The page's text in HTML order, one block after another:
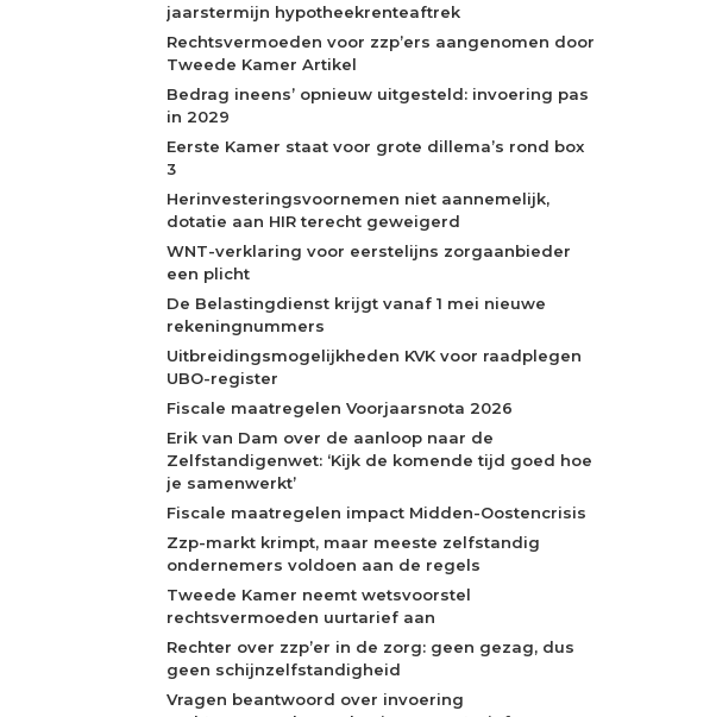
jaarstermijn hypotheekrenteaftrek
Rechtsvermoeden voor zzp’ers aangenomen door
Tweede Kamer Artikel
Bedrag ineens’ opnieuw uitgesteld: invoering pas
in 2029
Eerste Kamer staat voor grote dillema’s rond box
3
Herinvesteringsvoornemen niet aannemelijk,
dotatie aan HIR terecht geweigerd
WNT-verklaring voor eerstelijns zorgaanbieder
een plicht
De Belastingdienst krijgt vanaf 1 mei nieuwe
rekeningnummers
Uitbreidingsmogelijkheden KVK voor raadplegen
UBO-register
Fiscale maatregelen Voorjaarsnota 2026
Erik van Dam over de aanloop naar de
Zelfstandigenwet: ‘Kijk de komende tijd goed hoe
je samenwerkt’
Fiscale maatregelen impact Midden-Oostencrisis
Zzp-markt krimpt, maar meeste zelfstandig
ondernemers voldoen aan de regels
Tweede Kamer neemt wetsvoorstel
rechtsvermoeden uurtarief aan
Rechter over zzp’er in de zorg: geen gezag, dus
geen schijnzelfstandigheid
Vragen beantwoord over invoering